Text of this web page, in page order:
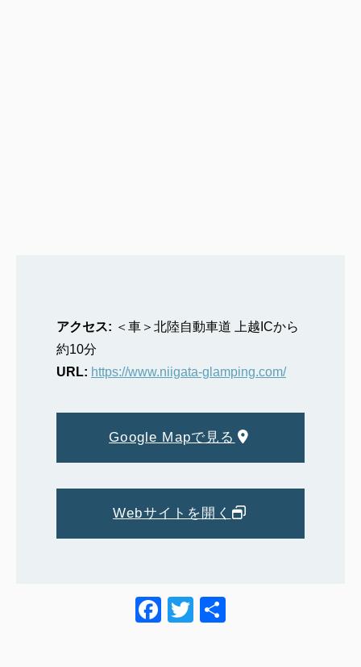
アクセス: ＜車＞北陸自動車道 上越ICから
約10分
URL: https://www.niigata-glamping.com/
Google Mapで見る
Webサイトを開く
F
T